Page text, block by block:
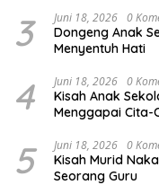
3 Juni 18, 2026 0
Dongeng Anak
Menyentuh Hati
4 Juni 18, 2026 0
Kisah Anak
Menggapai Cita-
5 Juni 18, 2026 0
Kisah Murid
Seorang Guru